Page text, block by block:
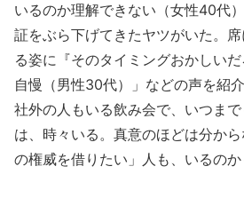
いるのか理解できない（女性40代
証をぶら下げてきたヤツがいた。
る姿に『そのタイミングおかしい
自慢（男性30代）」などの声を紹
社外の人もいる飲み会で、いつま
は、時々いる。真意のほどは分か
の権威を借りたい」人も、いるのか